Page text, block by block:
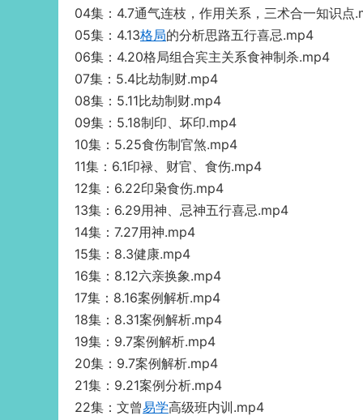
04集：4.7通气连枝，作用关系，三术合一知识点
05集：4.13格局的分析思路五行喜忌.mp4
06集：4.20格局组合宾主关系食神制杀.mp4
07集：5.4比劫制财.mp4
08集：5.11比劫制财.mp4
09集：5.18制印、坏印.mp4
10集：5.25食伤制官煞.mp4
11集：6.1印禄、财官、食伤.mp4
12集：6.22印枭食伤.mp4
13集：6.29用神、忌神五行喜忌.mp4
14集：7.27用神.mp4
15集：8.3健康.mp4
16集：8.12六亲换象.mp4
17集：8.16案例解析.mp4
18集：8.31案例解析.mp4
19集：9.7案例解析.mp4
20集：9.7案例解析.mp4
21集：9.21案例分析.mp4
22集：文曾易学高级班内训.mp4